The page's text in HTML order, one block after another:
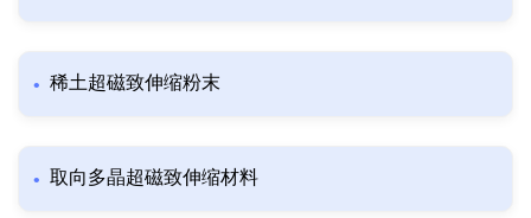
稀土超磁致伸缩粉末
取向多晶超磁致伸缩材料